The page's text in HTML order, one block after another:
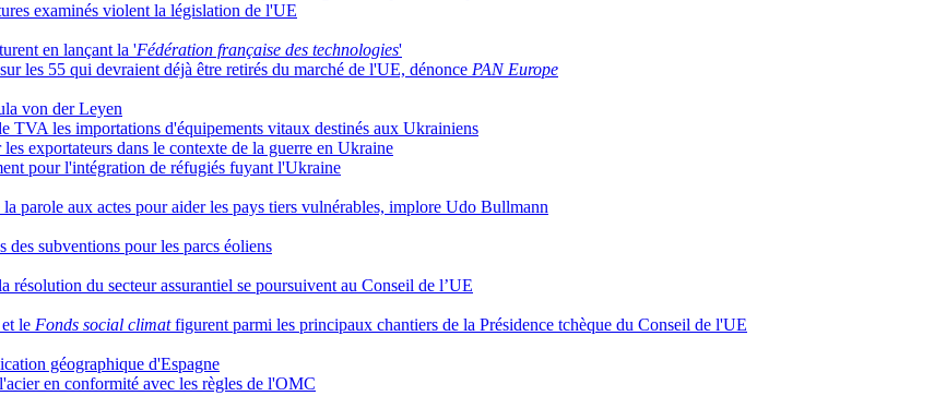
examinés violent la législation de l'UE
en lançant la 'Fédération française des technologies'
les 55 qui devraient déjà être retirés du marché de l'UE, dénonce PAN Europe
von der Leyen
TVA les importations d'équipements vitaux destinés aux Ukrainiens
exportateurs dans le contexte de la guerre en Ukraine
pour l'intégration de réfugiés fuyant l'Ukraine
parole aux actes pour aider les pays tiers vulnérables, implore Udo Bullmann
subventions pour les parcs éoliens
résolution du secteur assurantiel se poursuivent au Conseil de l’UE
le Fonds social climatfigurent parmi les principaux chantiers de la Présidence tchèque du Conseil de l'UE
géographique d'Espagne
en conformité avec les règles de l'OMC